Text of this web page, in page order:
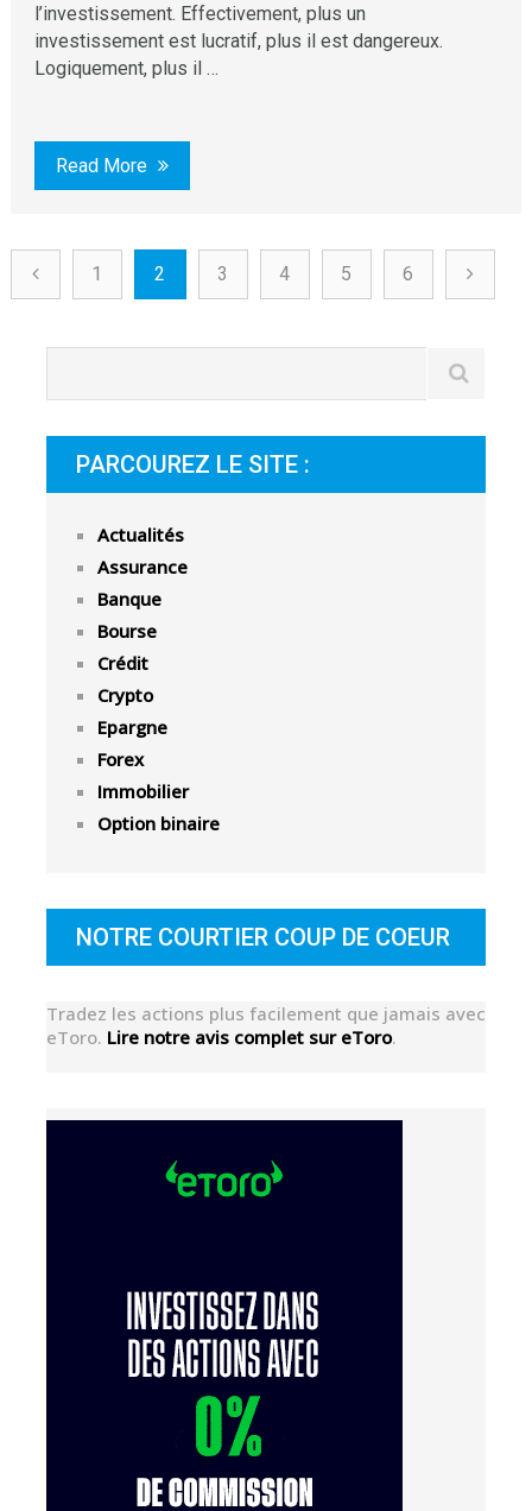
l’investissement. Effectivement, plus un
investissement est lucratif, plus il est dangereux.
Logiquement, plus il …
Read More
1 2 3 4 5 6
PARCOUREZ LE SITE :
Actualités
Assurance
Banque
Bourse
Crédit
Crypto
Epargne
Forex
Immobilier
Option binaire
NOTRE COURTIER COUP DE COEUR
Tradez les actions plus facilement que jamais avec
eToro. Lire notre avis complet sur eToro.